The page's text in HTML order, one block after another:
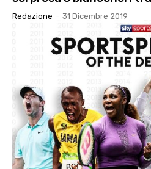
Redazione - 31 Dicembre 2019